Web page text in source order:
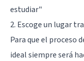
estudiar"
2. Escoge un lugar
Para que el proceso
ideal siempre será